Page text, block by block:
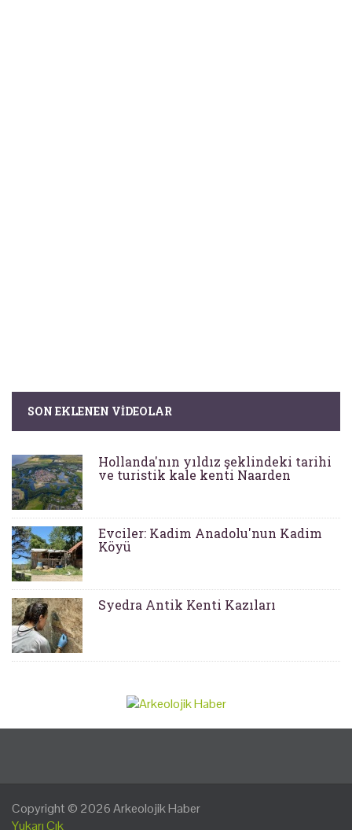
SON EKLENEN VIDEOLAR
Hollanda'nın yıldız şeklindeki tarihi
ve turistik kale kenti Naarden
Evciler: Kadim Anadolu'nun Kadim
Köyü
Syedra Antik Kenti Kazıları
Copyright © 2026Arkeolojik Haber
Yukarı Çık